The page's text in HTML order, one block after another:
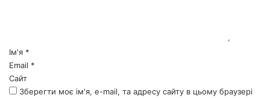
*Ім'я *
Email *
Сайт
Зберегти моє ім'я, e-mail, та адресу сайту в цьому браузері